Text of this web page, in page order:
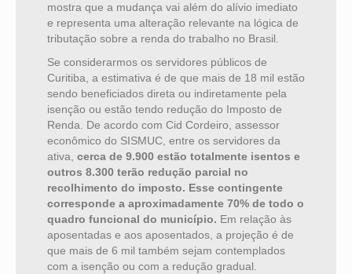
mostra que a mudança vai além do alívio imediato
e representa uma alteração relevante na lógica de
tributação sobre a renda do trabalho no Brasil.
Se considerarmos os servidores públicos de
Curitiba, a estimativa é de que mais de 18 mil estão
sendo beneficiados direta ou indiretamente pela
isenção ou estão tendo redução do Imposto de
Renda. De acordo com Cid Cordeiro, assessor
econômico do SISMUC, entre os servidores da
ativa, cerca de 9.900 estão totalmente isentos e
outros 8.300 terão redução parcial no
recolhimento do imposto. Esse contingente
corresponde a aproximadamente 70% de todo o
quadro funcional do município. Em relação às
aposentadas e aos aposentados, a projeção é de
que mais de 6 mil também sejam contemplados
com a isenção ou com a redução gradual.